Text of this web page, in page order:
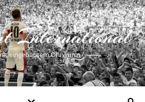
International
eingebautem Ohrwurm